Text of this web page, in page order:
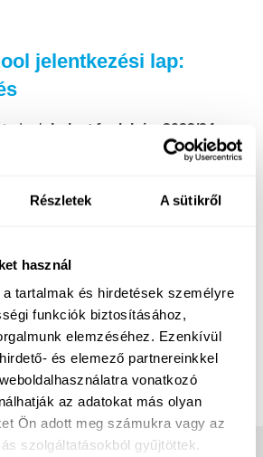
Részletek A sütikről
használ
tartalmak és hirdetések személyre
funkciók biztosításához,
elemzéséhez. Ezenkívül
és elemező partnereinkkel
vonatkozó
az adatokat más olyan
Ön adott meg számukra vagy az
szolgáltatásokból gyűjtöttek.
jelentkezési lap:
helyet foglalni a 2023/24-es
az Újlaki Általános iskolában induló
fizetési kötelezettséggel nem jár,
a helyet ez alapján fenntartjuk a
várható indulása:
/ október eleje (a pontos kezdési
és egyéb részletek még az
miatt szervezés alatt